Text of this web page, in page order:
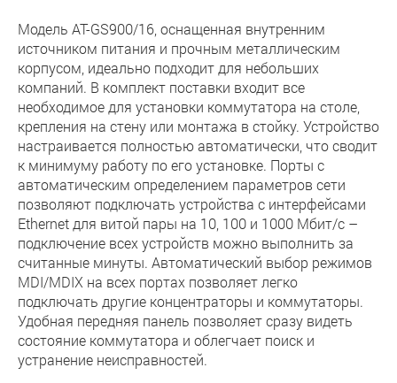
Модель AT-GS900/16, оснащенная внутренним
источником питания и прочным металлическим
корпусом, идеально подходит для небольших
компаний. В комплект поставки входит все
необходимое для установки коммутатора на столе,
крепления на стену или монтажа в стойку. Устройство
настраивается полностью автоматически, что сводит
к минимуму работу по его установке. Порты с
автоматическим определением параметров сети
позволяют подключать устройства с интерфейсами
Ethernet для витой пары на 10, 100 и 1000 Мбит/с –
подключение всех устройств можно выполнить за
считанные минуты. Автоматический выбор режимов
MDI/MDIX на всех портах позволяет легко
подключать другие концентраторы и коммутаторы.
Удобная передняя панель позволяет сразу видеть
состояние коммутатора и облегчает поиск и
устранение неисправностей.